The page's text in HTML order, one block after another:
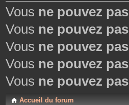
Vous ne pouvez pas
Vous ne pouvez pas
Vous ne pouvez pas
Vous ne pouvez pas
Vous ne pouvez pas
Accueil du forum